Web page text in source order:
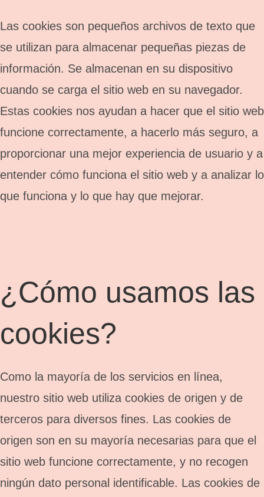
Las cookies son pequeños archivos de texto que
se utilizan para almacenar pequeñas piezas de
información. Se almacenan en su dispositivo
cuando se carga el sitio web en su navegador.
Estas cookies nos ayudan a hacer que el sitio web
funcione correctamente, a hacerlo más seguro, a
proporcionar una mejor experiencia de usuario y a
entender cómo funciona el sitio web y a analizar lo
que funciona y lo que hay que mejorar.
¿Cómo usamos las
cookies?
Como la mayoría de los servicios en línea,
nuestro sitio web utiliza cookies de origen y de
terceros para diversos fines. Las cookies de
origen son en su mayoría necesarias para que el
sitio web funcione correctamente, y no recogen
ningún dato personal identificable. Las cookies de